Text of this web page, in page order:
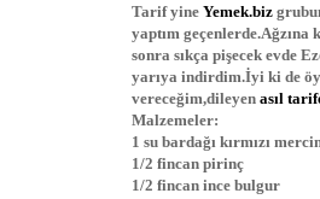
Tarif yine Yemek.biz
yaptım
sonra sıkça pişecek evde
yarıya indirdim.İyi ki de
vereceğim,dileyen asıl
Malzemeler:
1 su bardağı kırmızı
1/2 fincan pirinç
1/2 fincan ince bulgur